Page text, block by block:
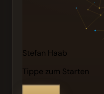
Stefan Haab
Tippe zum Starten